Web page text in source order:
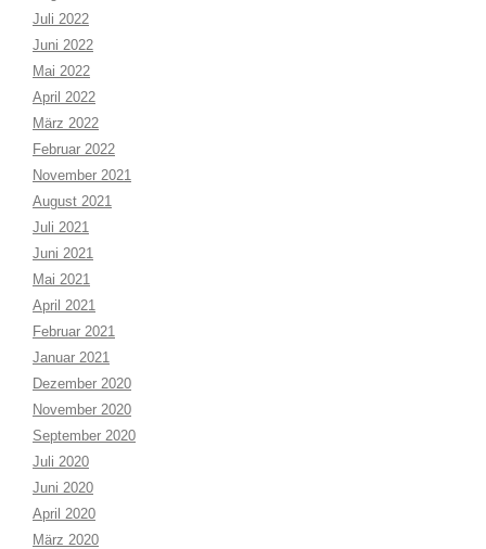
Juli 2022
Juni 2022
Mai 2022
April 2022
März 2022
Februar 2022
November 2021
August 2021
Juli 2021
Juni 2021
Mai 2021
April 2021
Februar 2021
Januar 2021
Dezember 2020
November 2020
September 2020
Juli 2020
Juni 2020
April 2020
März 2020